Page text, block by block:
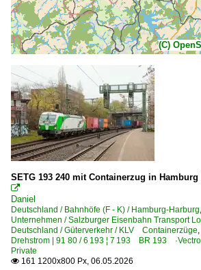
(C)
SETG 193 240 mit Containerzug in

Daniel
Deutschland / Bahnhöfe (F - K) / Hamburg-Harburg,
Unternehmen / Salzburger Eisenbahn Transport
Deutschland / Güterverkehr / KLV Containerzüge,
Drehstrom | 91 80 / 6 193 ¦ 7 193 BR 193
Private
 161 1200x800 Px, 06.05.2026